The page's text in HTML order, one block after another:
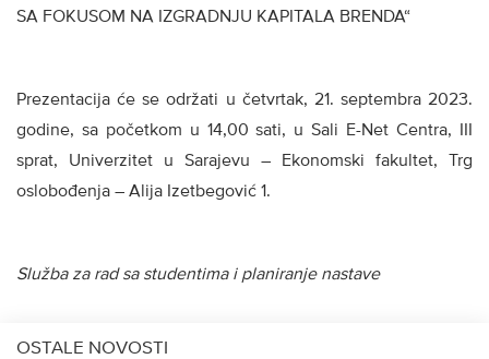
SA FOKUSOM NA IZGRADNJU KAPITALA BRENDA“
Prezentacija će se održati u četvrtak, 21. septembra 2023.
godine, sa početkom u 14,00 sati, u Sali E-Net Centra, III
sprat, Univerzitet u Sarajevu – Ekonomski fakultet, Trg
oslobođenja – Alija Izetbegović 1.
Služba za rad sa studentima i planiranje nastave
OSTALE NOVOSTI